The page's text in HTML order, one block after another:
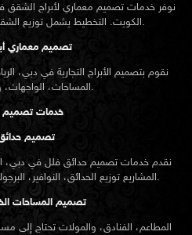
نوفر خدمات تصميم معماري لأبراج الشقق
الكويت. التخطيط يشمل توزيع الشقق، الحركة الرأسية، والمرافق.
تصميم معماري
نقوم بتصميم الأبراج التجارية في دبي،
المساحات، الواجهات، والتنقل الداخلي.
خدمات تصميم
تصميم
نقدم خدماتتصميم حدائق فلل في دبي،
المشاريع توزيع الحدائق، النوافير، البرجولات، أعمال الحجر، وأنظمة الزراعة.
تصميم المساحات
المطاعم، الفنادق، والمولات تحتاج إلى